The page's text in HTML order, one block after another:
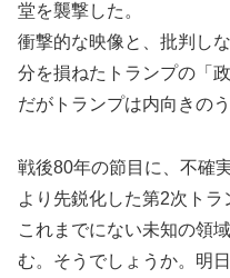
堂を襲撃した。
衝撃的な映像と、批判し
分を損ねたトランプの「
だがトランプは内向きの
戦後80年の節目に、不確
より先鋭化した第2次ト
これまでにない未知の領
む。そうでしょうか。明